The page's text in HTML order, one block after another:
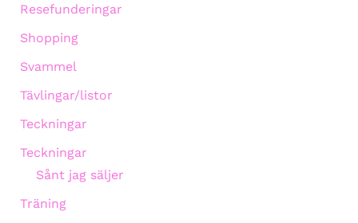
Resefunderingar
Shopping
Svammel
Tävlingar/listor
Teckningar
Teckningar
Sånt jag säljer
Träning